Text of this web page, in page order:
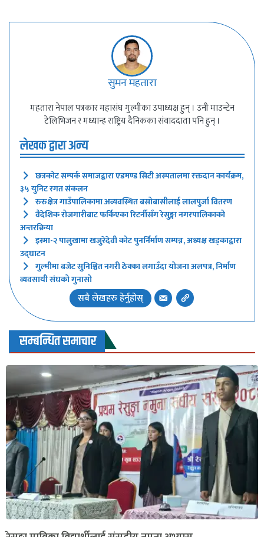
सुमन महतारा
महतारा नेपाल पत्रकार महासंघ गुल्मीका उपाध्यक्ष हुन् । उनी माउन्टेन
टेलिभिजन र मध्यान्ह राष्ट्रिय दैनिकका संवाददाता पनि हुन् ।
लेखक द्वारा अन्य
छत्रकोट सम्पर्क समाजद्वारा एडमण्ड सिटी अस्पतालमा रक्तदान कार्यक्रम,
३५ युनिट रगत संकलन
रुरुक्षेत्र गाउँपालिकामा अव्यवस्थित बसोबासीलाई लालपुर्जा वितरण
वैदेशिक रोजगारीबाट फर्किएका रिटर्नीसँग रेसुङ्गा नगरपालिकाको
अन्तरक्रिया
इस्मा-२ पालुखामा खजुरेदेवी कोट पुनर्निर्माण सम्पन्न, अध्यक्ष खड्काद्वारा
उद्घाटन
गुल्मीमा बजेट सुनिश्चित नगरी ठेक्का लगाउँदा योजना अलपत्र, निर्माण
व्यवसायी संघको गुनासो
सबै लेखहरु हेर्नुहोस्
सम्बन्धित समाचार